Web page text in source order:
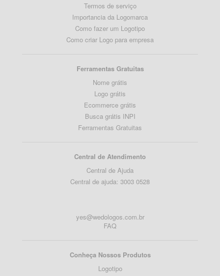
Termos de serviço
Importancia da Logomarca
Como fazer um Logotipo
Como criar Logo para empresa
Ferramentas Gratuitas
Nome grátis
Logo grátis
Ecommerce grátis
Busca grátis INPI
Ferramentas Gratuitas
Central de Atendimento
Central de Ajuda
Central de ajuda: 3003 0528
yes@wedologos.com.br
FAQ
Conheça Nossos Produtos
Logotipo